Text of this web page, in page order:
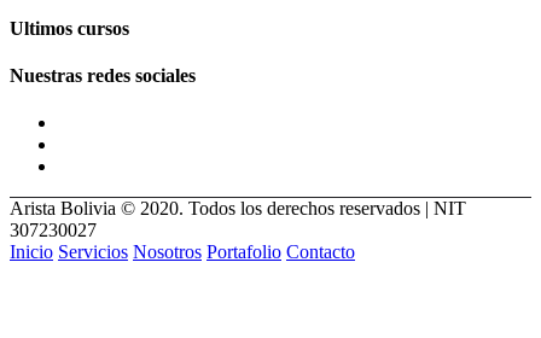
Ultimos cursos
Nuestras redes sociales
Arista Bolivia © 2020. Todos los derechos reservados | NIT
307230027
Inicio Servicios Nosotros Portafolio Contacto